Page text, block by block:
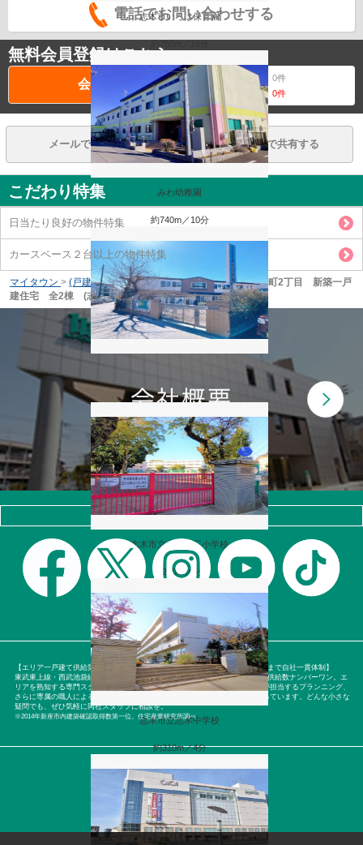
志木市いろは保育園
みわ幼稚園
約740m／10分
約840m／11分
志木市立志木第三小学校
約270m／4分
志木市立志木中学校
約310m／4分
電話でお問い合わせする
無料会員登録はこちら
会員登録 公開物件数：0件
会員物件数：0件
メールで共有する LINEで共有する
こだわり特集
日当たり良好の物件特集
カースペース２台以上の物件特集
マイタウン > (戸建(売買))地域から探す > 志木市 > 志木市柏町2丁目 新築一戸
建住宅 全2棟 (志木本店)
マイタウン公式SNS
プライバシーポリシー
【エリア一戸建て供給第一位の実績(※)！土地の仕入れからアフターサービスまで自社一貫体制】
東武東上線・西武池袋線沿線で年間約200棟を建設する同社は、市内の戸建て供給数ナンバーワン。エ
リアを熟知する専門スタッフが入念に調査する土地購入から、専属の設計士が担当するプランニング、
さらに専属の職人による施工からアフターサービスまで、自社一貫体制を守っています。どんな小さな
疑問でも、ぜひ気軽に同社スタッフに相談を。
※2014年新座市内建築確認取得数第一位。住宅産業研究所調べ